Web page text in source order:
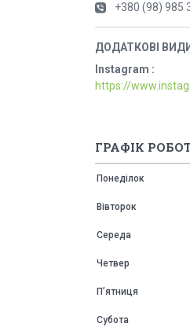
+380 (98) 985
Instagram
ГРАФІК
Понеділок
Вівторок
Середа
Четвер
Пʼятниця
Субота